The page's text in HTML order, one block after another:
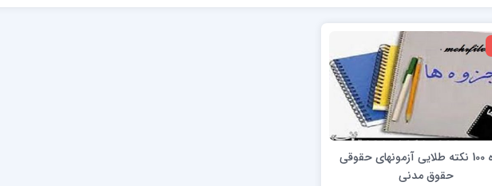
مقاله پژوهشی
جزوه 100 نکته طلایی آزمونهای حقوقی
حقوق مدنی